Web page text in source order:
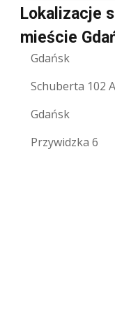
Lokalizacje
mieście
Gdańsk
Schuberta 102 A
Gdańsk
Przywidzka 6